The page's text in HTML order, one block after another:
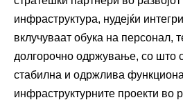
инфраструктура, нудејќи
вклучуваат обука на персонал,
долгорочно одржување, со што
стабилна и одржлива
инфраструктурните проекти во